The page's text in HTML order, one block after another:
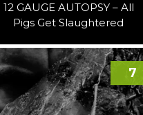
12 GAUGE AUTOPSY – All
Pigs Get Slaughtered
7